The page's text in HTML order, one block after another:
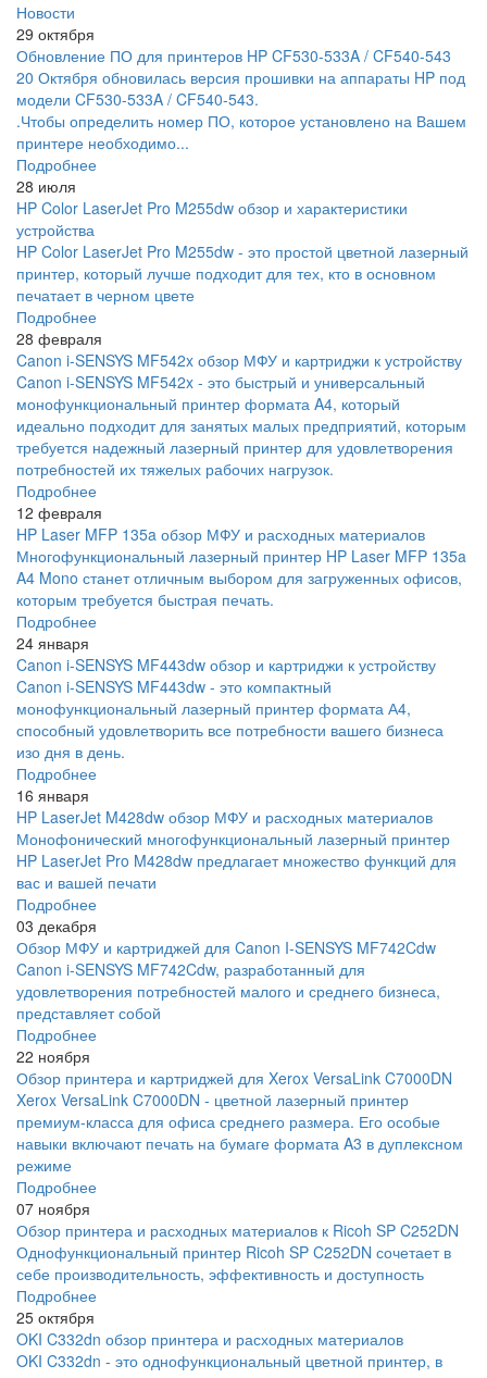
Новости
29 октября
Обновление ПО для принтеров HP CF530-533A / CF540-543
20 Октября обновилась версия прошивки на аппараты HP под
модели CF530-533A / CF540-543.
.Чтобы определить номер ПО, которое установлено на Вашем
принтере необходимо...
Подробнее
28 июля
HP Color LaserJet Pro M255dw обзор и характеристики
устройства
HP Color LaserJet Pro M255dw - это простой цветной лазерный
принтер, который лучше подходит для тех, кто в основном
печатает в черном цвете
Подробнее
28 февраля
Canon i-SENSYS MF542x обзор МФУ и картриджи к устройству
Canon i-SENSYS MF542x - это быстрый и универсальный
монофункциональный принтер формата A4, который
идеально подходит для занятых малых предприятий, которым
требуется надежный лазерный принтер для удовлетворения
потребностей их тяжелых рабочих нагрузок.
Подробнее
12 февраля
HP Laser MFP 135a обзор МФУ и расходных материалов
Многофункциональный лазерный принтер HP Laser MFP 135a
A4 Mono станет отличным выбором для загруженных офисов,
которым требуется быстрая печать.
Подробнее
24 января
Canon i-SENSYS MF443dw обзор и картриджи к устройству
Canon i-SENSYS MF443dw - это компактный
монофункциональный лазерный принтер формата А4,
способный удовлетворить все потребности вашего бизнеса
изо дня в день.
Подробнее
16 января
HP LaserJet M428dw обзор МФУ и расходных материалов
Монофонический многофункциональный лазерный принтер
HP LaserJet Pro M428dw предлагает множество функций для
вас и вашей печати
Подробнее
03 декабря
Обзор МФУ и картриджей для Canon I-SENSYS MF742Cdw
Canon i-SENSYS MF742Cdw, разработанный для
удовлетворения потребностей малого и среднего бизнеса,
представляет собой
Подробнее
22 ноября
Обзор принтера и картриджей для Xerox VersaLink C7000DN
Xerox VersaLink C7000DN - цветной лазерный принтер
премиум-класса для офиса среднего размера. Его особые
навыки включают печать на бумаге формата A3 в дуплексном
режиме
Подробнее
07 ноября
Обзор принтера и расходных материалов к Ricoh SP C252DN
Однофункциональный принтер Ricoh SP C252DN сочетает в
себе производительность, эффективность и доступность
Подробнее
25 октября
OKI C332dn обзор принтера и расходных материалов
OKI C332dn - это однофункциональный цветной принтер, в